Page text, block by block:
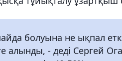
болуына не ықпал
алынды, - деді Сергей